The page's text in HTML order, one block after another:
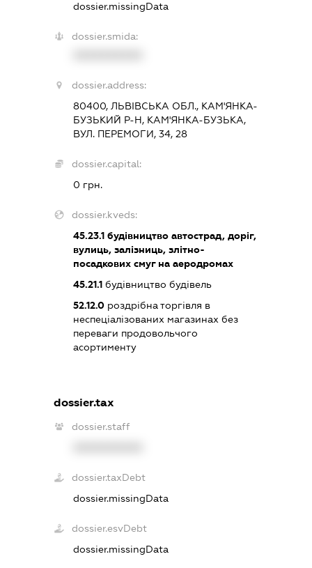
dossier.missingData
dossier.smida:
dossier.address:
80400, ЛЬВІВСЬКА ОБЛ., КАМ'ЯНКА-
БУЗЬКИЙ Р-Н, КАМ'ЯНКА-БУЗЬКА,
ВУЛ. ПЕРЕМОГИ, 34, 28
dossier.capital:
0 грн.
dossier.kveds:
45.23.1 будівництво автострад, доріг,
вулиць, залізниць, злітно-
посадкових смуг на аеродромах
45.21.1 будівництво будівель
52.12.0 роздрібна торгівля в
неспеціалізованих магазинах без
переваги продовольчого
асортименту
dossier.tax
dossier.staff
dossier.taxDebt
dossier.missingData
dossier.esvDebt
dossier.missingData